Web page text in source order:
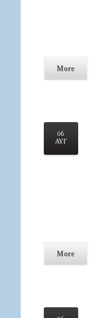
More
06
ΑΥΓ
More